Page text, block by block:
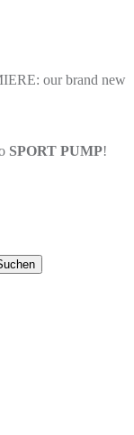
our brand new
SPORT PUMP!